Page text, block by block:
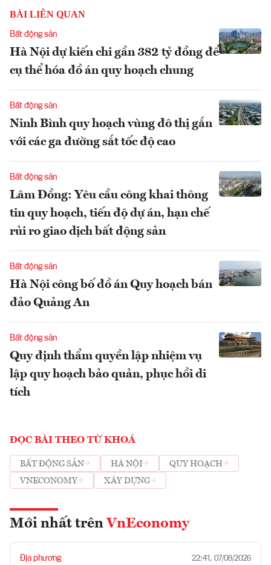
BÀI LIÊN QUAN
Bất động sản
Hà Nội dự kiến chi gần 382 tỷ đồng để
cụ thể hóa đồ án quy hoạch chung
Bất động sản
Ninh Bình quy hoạch vùng đô thị gắn
với các ga đường sắt tốc độ cao
Bất động sản
Lâm Đồng: Yêu cầu công khai thông
tin quy hoạch, tiến độ dự án, hạn chế
rủi ro giao dịch bất động sản
Bất động sản
Hà Nội công bố đồ án Quy hoạch bán
đảo Quảng An
Bất động sản
Quy định thẩm quyền lập nhiệm vụ
lập quy hoạch bảo quản, phục hồi di
tích
ĐỌC BÀI THEO TỪ KHOÁ
BẤT ĐỘNG SẢN HÀ NỘI
QUY HOẠCH
VNECONOMY
XÂY DỰNG
Mới nhất trên VnEconomy
Địa phương 22:41, 07/08/2026